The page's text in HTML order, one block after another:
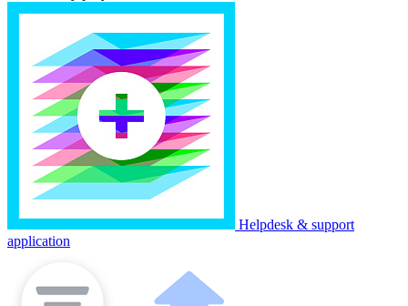
Helpdesk & support
application